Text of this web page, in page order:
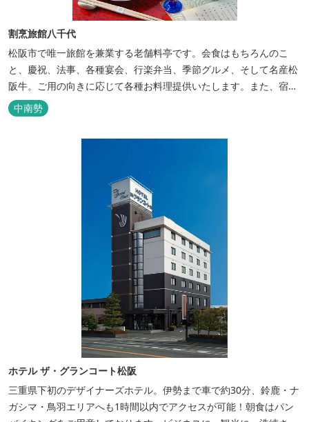
割烹旅館八千代
松阪市で唯一旅館を兼業する老舗料亭です。会食はもちろんのこ
と、慶祝、法事、各種宴会、行楽弁当、季節グルメ、そして名産松
阪牛。ご用の向きに応じて各種お料理提供いたします。また、宿泊
のご用もたまわります。 国登録有形文化財に選ばれた純木造建築で
昔風情をお楽しみください。
中南勢
ホテル ザ・グランコート松阪
三重県下初のデザイナーズホテル。伊勢まで車で約30分、鈴鹿・ナ
ガシマ・鳥羽エリアへも1時間以内でアクセスが可能！朝食はパン